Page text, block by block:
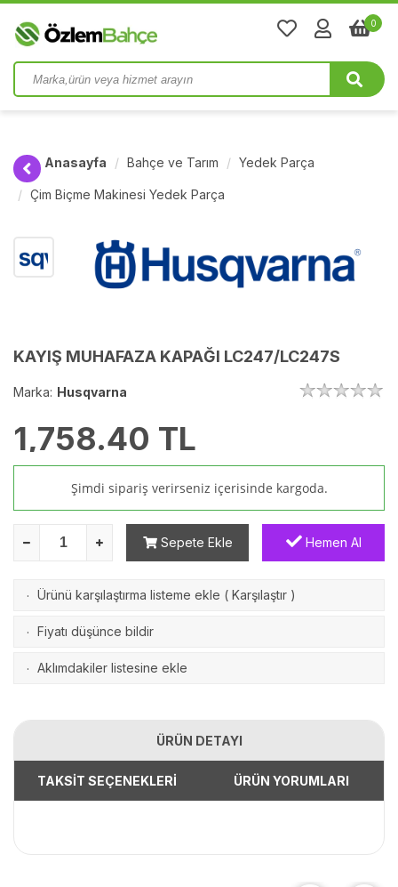
0
Anasayfa Bahçe ve Tarım Yedek Parça
Çim Biçme Makinesi Yedek Parça
KAYIŞ MUHAFAZA KAPAĞI LC247/LC247S
Marka: Husqvarna
1,758.40 TL
Şimdi sipariş verirseniz içerisinde kargoda.
Sepete Ekle Hemen Al
· Ürünü karşılaştırma listeme ekle ( Karşılaştır )
· Fiyatı düşünce bildir
· Aklımdakiler listesine ekle
ÜRÜN DETAYI
TAKSİT SEÇENEKLERİ ÜRÜN YORUMLARI